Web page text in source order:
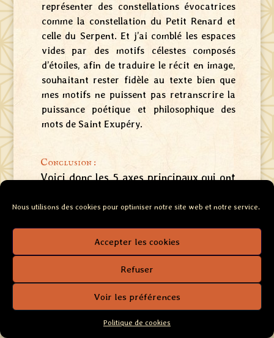
Nous utilisons des cookies pour optimiser notre site web et notre service.
Accepter les cookies
Refuser
Voir les préférences
Politique de cookies
représenter des constellations évocatrices
comme la constellation du Petit Renard et
celle du Serpent. Et j’ai comblé les espaces
vides par des motifs célestes composés
d’étoiles, afin de traduire le récit en image,
souhaitant rester fidèle au texte bien que
mes motifs ne puissent pas retranscrire la
puissance poétique et philosophique des
mots de Saint Exupéry.
Conclusion :
Voici donc les 5 axes principaux qui ont
d’illustration de cet ouvrage majeure de
la littérature française, espérant avoir
apporté un éclairage nouveau et
personnel sur ce roman et conte qui m’a
profondément touchée.
Pour en savoir plus sur ce travail